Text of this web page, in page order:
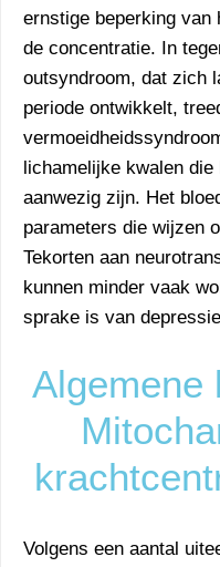
ernstige beperking van
de concentratie. In
outsyndroom, dat zich
periode ontwikkelt,
lichamelijke kwalen
aanwezig zijn. Het
parameters die wijzen
Tekorten aan
kunnen minder vaak
sprake is van
Algemene
Volgens een aantal